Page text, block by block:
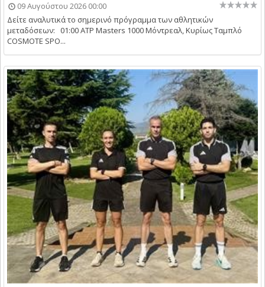
09 Αυγούστου 2026 00:00
Δείτε αναλυτικά το σημερινό πρόγραμμα των αθλητικών
μεταδόσεων: 01:00 ATP Masters 1000 Μόντρεαλ, Κυρίως Ταμπλό
COSMOTE SPO...